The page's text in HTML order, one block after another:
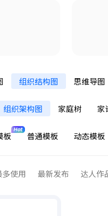
组织结构图 思维导图
组织架构图 家庭树 家
板 普通模板 动态模板
多使用 最新发布 达人作